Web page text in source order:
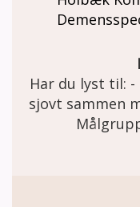
Har du lyst til:
sjovt sammen
med og uden
er FC